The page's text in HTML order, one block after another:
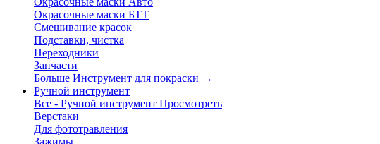
Окрасочные маски БТТ
Смешивание красок
Подставки, чистка
Переходники
Запчасти
Больше Инструмент для покраски →
Ручной инструмент
Все - Ручной инструмент Просмотреть
Верстаки
Для фототравления
Зажимы